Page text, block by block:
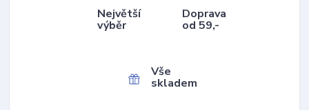
Největší
výběr
Doprava
od 59,-
Vše
skladem